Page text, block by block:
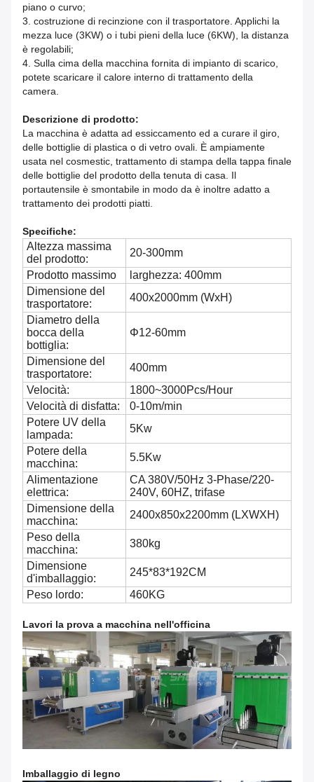
piano o curvo;
3. costruzione di recinzione con il trasportatore. Applichi la
mezza luce (3KW) o i tubi pieni della luce (6KW), la distanza
è regolabili;
4. Sulla cima della macchina fornita di impianto di scarico,
potete scaricare il calore interno di trattamento della
camera.
Descrizione di prodotto:
La macchina è adatta ad essiccamento ed a curare il giro,
delle bottiglie di plastica o di vetro ovali. È ampiamente
usata nel cosmestic, trattamento di stampa della tappa finale
delle bottiglie del prodotto della tenuta di casa. Il
portautensile è smontabile in modo da è inoltre adatto a
trattamento dei prodotti piatti.
Specifiche:
Altezza massima
del prodotto:
20-300mm
Prodotto massimo
larghezza: 400mm
Dimensione del
trasportatore:
400x2000mm (WxH)
Diametro della
bocca della
bottiglia:
Φ12-60mm
Dimensione del
trasportatore:
400mm
Velocità:
1800~3000Pcs/Hour
Velocità di disfatta:
0-10m/min
Potere UV della
lampada:
5Kw
Potere della
macchina:
5.5Kw
Alimentazione
elettrica:
CA 380V/50Hz 3-Phase/220-
240V, 60HZ, trifase
Dimensione della
macchina:
2400x850x2200mm (LXWXH)
Peso della
macchina:
380kg
Dimensione
d'imballaggio:
245*83*192CM
Peso lordo:
460KG
Lavori la prova a macchina nell'officina
Imballaggio di legno